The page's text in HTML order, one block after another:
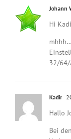
Johann
Hi
32/64/
Kadir
Hallo
Bei